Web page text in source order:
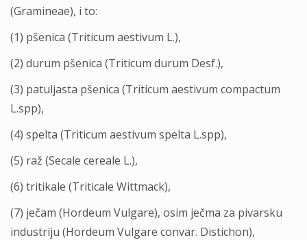
(Gramineae), i to:
(1) pšenica (Triticum aestivum L.),
(2) durum pšenica (Triticum durum Desf.),
(3) patulјasta pšenica (Triticum aestivum compactum
L.spp),
(4) spelta (Triticum aestivum spelta L.spp),
(5) raž (Secale cereale L.),
(6) tritikale (Triticale Wittmack),
(7) ječam (Hordeum Vulgare), osim ječma za pivarsku
industriju (Hordeum Vulgare convar. Distichon),